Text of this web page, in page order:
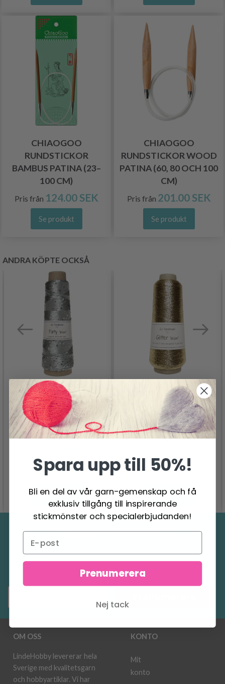
CHIAOGOO
RUNDSTICKOR
BAMBUS PATINA (23–
100 CM)
Pris från 124.00 SEK
Se produkt
CHIAOGOO
RUNDSTICKOR WOOD
PATINA (60, 80 OCH 100
CM)
Pris från 201.00 SEK
Se produkt
ANDRA KÖPTE OCKSÅ
GO HANDMADE PARTY
DELUXE
Se produkt
GO HANDMADE
GLITTER "DELUXE" 60
G
Se produkt
Spara upp till 50%
Ta emot vårt gratis nyhetsbrev och få
inspiration, erbjudanden och rabatter!
OM OSS
LindeHobby levererar hela
Sverige med kvalitetsgarn
och hobbyartiklar. Vi har
KONTO
Mit
konto
Spara upp till 50%!
Bli en del av vår garn-gemenskap och få
exklusiv tillgång till inspirerande
stickmönster och specialerbjudanden!
Prenumerera
Nej tack